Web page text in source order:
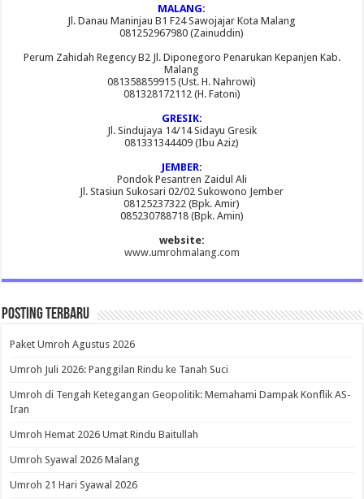
MALANG:
Jl. Danau Maninjau B1 F24 Sawojajar Kota Malang
081252967980 (Zainuddin)
Perum Zahidah Regency B2 Jl. Diponegoro Penarukan Kepanjen Kab.
Malang
081358859915 (Ust. H. Nahrowi)
081328172112 (H. Fatoni)
GRESIK:
Jl. Sindujaya 14/14 Sidayu Gresik
081331344409 (Ibu Aziz)
JEMBER:
Pondok Pesantren Zaidul Ali
Jl. Stasiun Sukosari 02/02 Sukowono Jember
08125237322 (Bpk. Amir)
085230788718 (Bpk. Amin)
website:
www.umrohmalang.com
Posting Terbaru
Paket Umroh Agustus 2026
Umroh Juli 2026: Panggilan Rindu ke Tanah Suci
Umroh di Tengah Ketegangan Geopolitik: Memahami Dampak Konflik AS-
Iran
Umroh Hemat 2026 Umat Rindu Baitullah
Umroh Syawal 2026 Malang
Umroh 21 Hari Syawal 2026